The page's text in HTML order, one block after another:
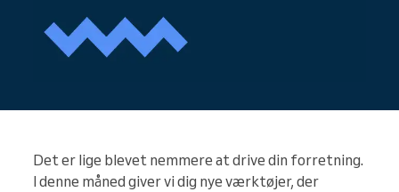
Det er lige blevet nemmere at drive din forretning.
I denne måned giver vi dig nye værktøjer, der